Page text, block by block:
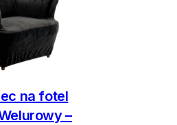
na fotel
–